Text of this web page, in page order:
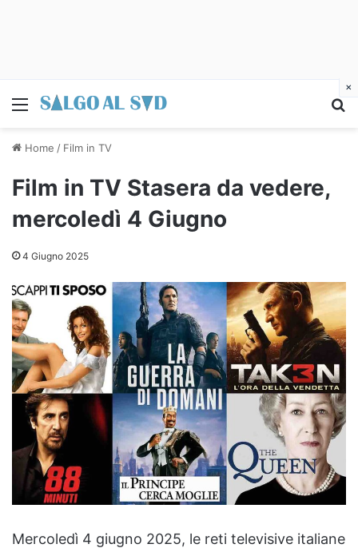
Menu
Home / Film in TV
Film in TV Stasera da vedere,
mercoledì 4 Giugno
4 Giugno 2025
Mercoledì 4 giugno 2025, le reti televisive italiane
×